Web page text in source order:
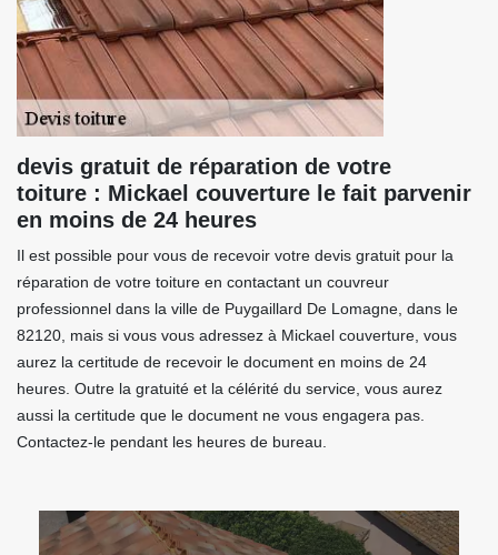
devis gratuit de réparation de votre
toiture : Mickael couverture le fait parvenir
en moins de 24 heures
Il est possible pour vous de recevoir votre devis gratuit pour la
réparation de votre toiture en contactant un couvreur
professionnel dans la ville de Puygaillard De Lomagne, dans le
82120, mais si vous vous adressez à Mickael couverture, vous
aurez la certitude de recevoir le document en moins de 24
heures. Outre la gratuité et la célérité du service, vous aurez
aussi la certitude que le document ne vous engagera pas.
Contactez-le pendant les heures de bureau.